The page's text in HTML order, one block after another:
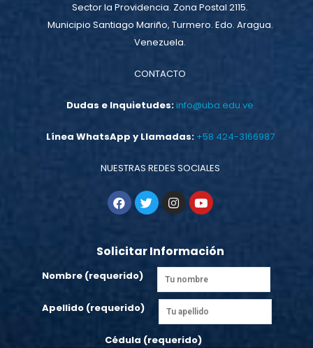
Sector la Providencia. Zona Postal 2115.
Municipio Santiago Mariño, Turmero. Edo. Aragua.
Venezuela.
CONTACTO
Dudas e Inquietudes:info@uba.edu.ve
Línea WhatsApp y Llamadas:+58 424-3166987
NUESTRAS REDES SOCIALES
Solicitar Información
Nombre (requerido)
Apellido (requerido)
Cédula (requerido)